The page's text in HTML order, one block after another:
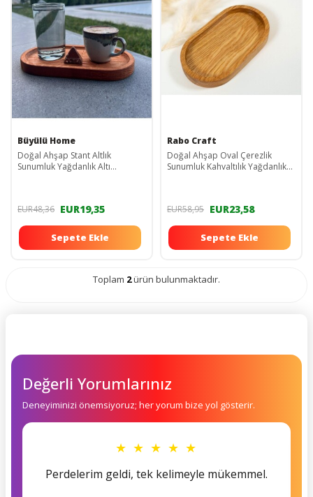
Büyülü Home
Doğal Ahşap Stant Altlık
Sunumluk Yağdanlık Altı
EUR48,36 EUR19,35
Sepete Ekle
Rabo Craft
Doğal Ahşap Oval Çerezlik
Sunumluk Kahvaltılık Yağdanlık
EUR58,95 EUR23,58
Sepete Ekle
Toplam 2ürün bulunmaktadır.
Değerli Yorumlarınız
Deneyiminizi önemsiyoruz; her yorum bize yol gösterir.
★ ★ ★ ★ ★
Perdelerim geldi, tek kelimeyle mükemmel.